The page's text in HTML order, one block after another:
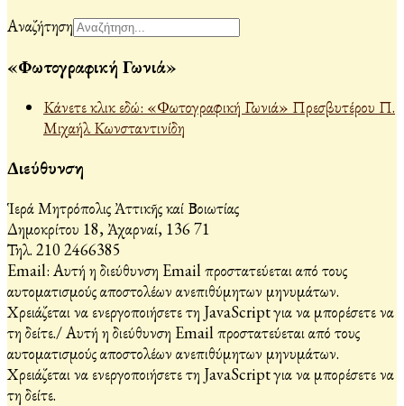
Αναζήτηση
«Φωτογραφική Γωνιά»
Κάνετε κλικ εδώ: «Φωτογραφική Γωνιά» Πρεσβυτέρου Π.
Μιχαήλ Κωνσταντινίδη
Διεύθυνση
Ἱερά Μητρόπολις Ἀττικῆς καί Βοιωτίας
Δημοκρίτου 18, Ἀχαρναί, 136 71
Τηλ. 210 2466385
Email: Αυτή η διεύθυνση Email προστατεύεται από τους
αυτοματισμούς αποστολέων ανεπιθύμητων μηνυμάτων.
Χρειάζεται να ενεργοποιήσετε τη JavaScript για να μπορέσετε να
τη δείτε./Αυτή η διεύθυνση Email προστατεύεται από τους
αυτοματισμούς αποστολέων ανεπιθύμητων μηνυμάτων.
Χρειάζεται να ενεργοποιήσετε τη JavaScript για να μπορέσετε να
τη δείτε.